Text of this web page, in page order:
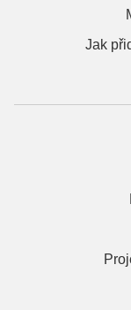
Jak